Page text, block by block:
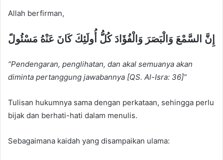
Allah berfirman,
ﺇِﻥَّ ﺍﻟﺴَّﻤْﻊَ ﻭَﺍﻟْﺒَﺼَﺮَ ﻭَﺍﻟْﻔُﺆَﺍﺩَ ﻛُﻞُّ ﺃُﻭﻟَﺌِﻚَ ﻛَﺎﻥَ ﻋَﻨْهُ ﻣَﺴْﺌُﻮﻝً
“Pendengaran, penglihatan, dan akal semuanya akan
diminta pertanggung jawabannya [QS. Al-Isra: 36]”
Tulisan hukumnya sama dengan perkataan, sehingga perlu
bijak dan berhati-hati dalam menulis.
Sebagaimana kaidah yang disampaikan ulama: